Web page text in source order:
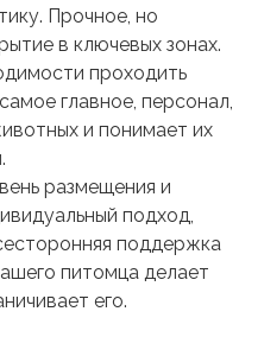
Прочное, но
в ключевых зонах.
проходить
главное, персонал,
и понимает их
размещения и
подход,
поддержка
питомца делает
его.